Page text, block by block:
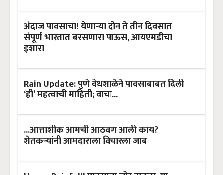
अंदाज पावसाचा! येणाऱ्या दोन ते तीन दिवसात
संपूर्ण भारतात बरसणारा पाऊस, आयएमडीचा
इशारा
Rain Update: पुणे वेधशाळेने पावसाबाबत दिली
‘ही’ महत्वाची माहिती; वाचा...
...आत्ताशीक आमची आठवण आली काय?
शेतकऱ्यांनी आमदाराला विचारला जाब